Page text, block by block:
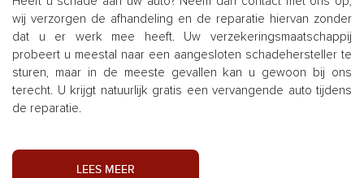
wij verzorgen de afhandeling en de reparatie hiervan zonder
dat u er werk mee heeft. Uw verzekeringsmaatschappij
probeert u meestal naar een aangesloten schadehersteller te
sturen, maar in de meeste gevallen kan u gewoon bij ons
terecht. U krijgt natuurlijk gratis een vervangende auto tijdens
de reparatie.
LEES MEER